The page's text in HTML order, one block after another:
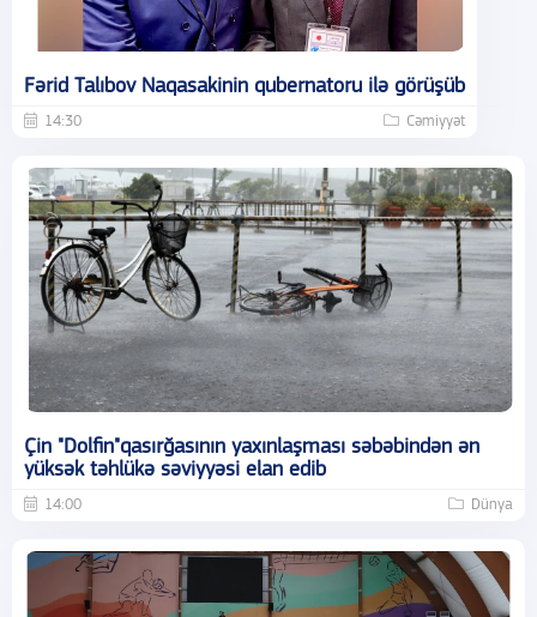
Fərid Talıbov Naqasakinin qubernatoru ilə görüşüb
14:30 Cəmiyyət
Çin "Dolfin"qasırğasının yaxınlaşması səbəbindən ən
yüksək təhlükə səviyyəsi elan edib
14:00 Dünya